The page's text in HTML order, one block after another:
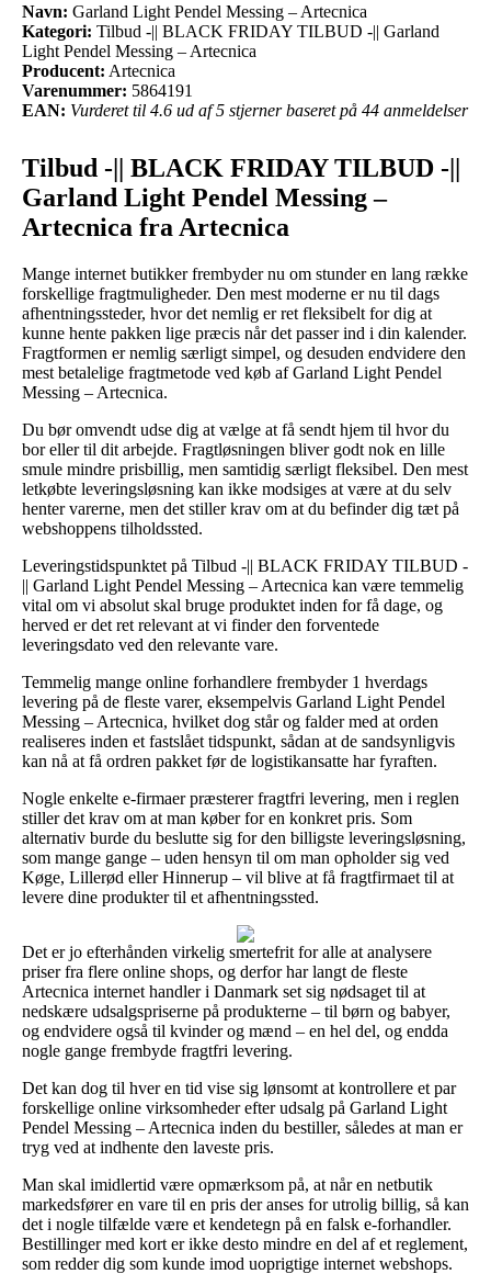
Navn: Garland Light Pendel Messing – Artecnica
Kategori: Tilbud -|| BLACK FRIDAY TILBUD -|| Garland
Light Pendel Messing – Artecnica
Producent: Artecnica
Varenummer: 5864191
EAN: Vurderet til 4.6 ud af 5 stjerner baseret på 44 anmeldelser
Tilbud -|| BLACK FRIDAY TILBUD -||
Garland Light Pendel Messing –
Artecnica fra Artecnica
Mange internet butikker frembyder nu om stunder en lang række
forskellige fragtmuligheder. Den mest moderne er nu til dags
afhentningssteder, hvor det nemlig er ret fleksibelt for dig at
kunne hente pakken lige præcis når det passer ind i din kalender.
Fragtformen er nemlig særligt simpel, og desuden endvidere den
mest betalelige fragtmetode ved køb af Garland Light Pendel
Messing – Artecnica.
Du bør omvendt udse dig at vælge at få sendt hjem til hvor du
bor eller til dit arbejde. Fragtløsningen bliver godt nok en lille
smule mindre prisbillig, men samtidig særligt fleksibel. Den mest
letkøbte leveringsløsning kan ikke modsiges at være at du selv
henter varerne, men det stiller krav om at du befinder dig tæt på
webshoppens tilholdssted.
Leveringstidspunktet på Tilbud -|| BLACK FRIDAY TILBUD -
|| Garland Light Pendel Messing – Artecnica kan være temmelig
vital om vi absolut skal bruge produktet inden for få dage, og
herved er det ret relevant at vi finder den forventede
leveringsdato ved den relevante vare.
Temmelig mange online forhandlere frembyder 1 hverdags
levering på de fleste varer, eksempelvis Garland Light Pendel
Messing – Artecnica, hvilket dog står og falder med at orden
realiseres inden et fastslået tidspunkt, sådan at de sandsynligvis
kan nå at få ordren pakket før de logistikansatte har fyraften.
Nogle enkelte e-firmaer præsterer fragtfri levering, men i reglen
stiller det krav om at man køber for en konkret pris. Som
alternativ burde du beslutte sig for den billigste leveringsløsning,
som mange gange – uden hensyn til om man opholder sig ved
Køge, Lillerød eller Hinnerup – vil blive at få fragtfirmaet til at
levere dine produkter til et afhentningssted.
Det er jo efterhånden virkelig smertefrit for alle at analysere
priser fra flere online shops, og derfor har langt de fleste
Artecnica internet handler i Danmark set sig nødsaget til at
nedskære udsalgspriserne på produkterne – til børn og babyer,
og endvidere også til kvinder og mænd – en hel del, og endda
nogle gange frembyde fragtfri levering.
Det kan dog til hver en tid vise sig lønsomt at kontrollere et par
forskellige online virksomheder efter udsalg på Garland Light
Pendel Messing – Artecnica inden du bestiller, således at man er
tryg ved at indhente den laveste pris.
Man skal imidlertid være opmærksom på, at når en netbutik
markedsfører en vare til en pris der anses for utrolig billig, så kan
det i nogle tilfælde være et kendetegn på en falsk e-forhandler.
Bestillinger med kort er ikke desto mindre en del af et reglement,
som redder dig som kunde imod uoprigtige internet webshops.